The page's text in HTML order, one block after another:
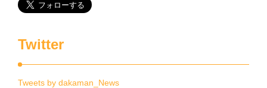
Twitter
Tweets by dakaman_News